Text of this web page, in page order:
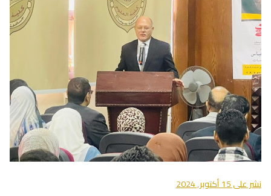
نشر على15 أكتوبر, 2024